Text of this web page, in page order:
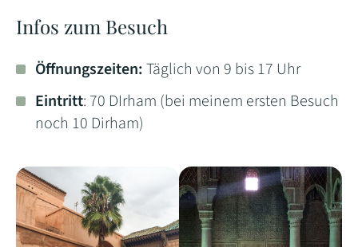
Infos zum Besuch
Öffnungszeiten:Täglich von 9 bis 17 Uhr
Eintritt: 70 DIrham (bei meinem ersten Besuch
noch 10 Dirham)